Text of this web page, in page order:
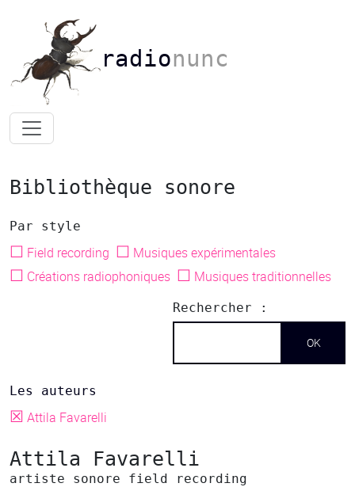
radionunc
Bibliothèque sonore
Par style
☐ Field recording ☐ Musiques expérimentales
☐ Créations radiophoniques ☐ Musiques traditionnelles
Rechercher :
Les auteurs
☒ Attila Favarelli
Attila Favarelli
artiste sonore field recording